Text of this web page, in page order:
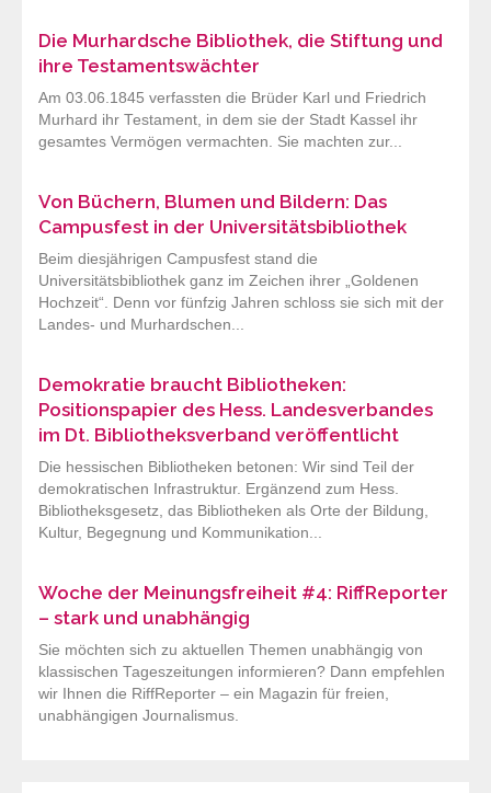
Die Murhardsche Bibliothek, die Stiftung und
ihre Testamentswächter
Am 03.06.1845 verfassten die Brüder Karl und Friedrich
Murhard ihr Testament, in dem sie der Stadt Kassel ihr
gesamtes Vermögen vermachten. Sie machten zur...
Von Büchern, Blumen und Bildern: Das
Campusfest in der Universitätsbibliothek
Beim diesjährigen Campusfest stand die
Universitätsbibliothek ganz im Zeichen ihrer „Goldenen
Hochzeit“. Denn vor fünfzig Jahren schloss sie sich mit der
Landes- und Murhardschen...
Demokratie braucht Bibliotheken:
Positionspapier des Hess. Landesverbandes
im Dt. Bibliotheksverband veröffentlicht
Die hessischen Bibliotheken betonen: Wir sind Teil der
demokratischen Infrastruktur. Ergänzend zum Hess.
Bibliotheksgesetz, das Bibliotheken als Orte der Bildung,
Kultur, Begegnung und Kommunikation...
Woche der Meinungsfreiheit #4: RiffReporter
– stark und unabhängig
Sie möchten sich zu aktuellen Themen unabhängig von
klassischen Tageszeitungen informieren? Dann empfehlen
wir Ihnen die RiffReporter – ein Magazin für freien,
unabhängigen Journalismus.